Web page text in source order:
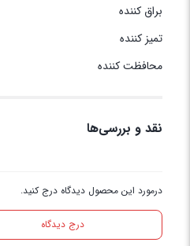
براق کننده
تمیز کننده
محافظت کننده
نقد و بررسی‌ها
درمورد این محصول دیدگاه درج کنید.
درج دیدگاه